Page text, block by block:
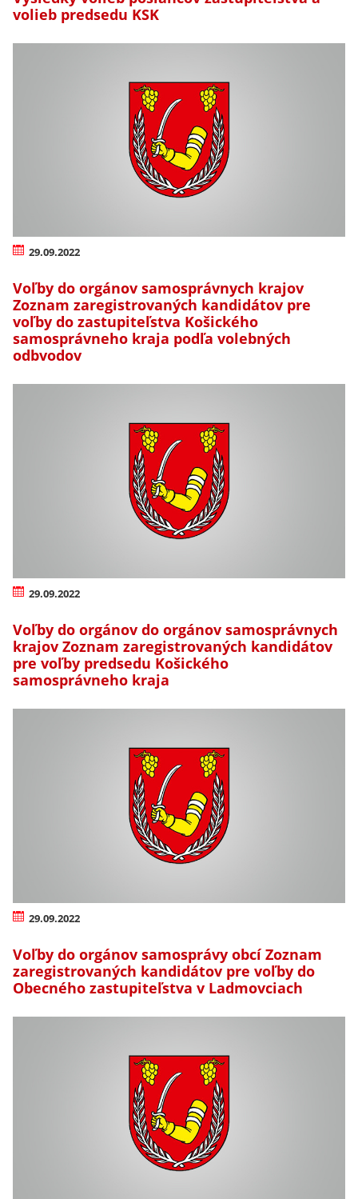
volieb predsedu KSK
29.09.2022
Voľby do orgánov samosprávnych krajov
Zoznam zaregistrovaných kandidátov pre
voľby do zastupiteľstva Košického
samosprávneho kraja podľa volebných
odbvodov
29.09.2022
Voľby do orgánov do orgánov samosprávnych
krajov Zoznam zaregistrovaných kandidátov
pre voľby predsedu Košického
samosprávneho kraja
29.09.2022
Voľby do orgánov samosprávy obcí Zoznam
zaregistrovaných kandidátov pre voľby do
Obecného zastupiteľstva v Ladmovciach